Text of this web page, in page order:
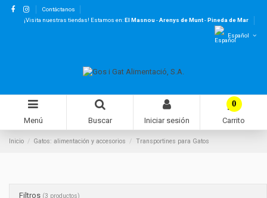
Contáctanos
¡Visita nuestras tiendas! Estamos en:El Masnou-Arenys de Munt-Pineda de Mar
Español
Menú Buscar Iniciar sesión
0
Carrito
Inicio Gatos: alimentación y accesorios Transportines para Gatos
Filtros (3 productos)